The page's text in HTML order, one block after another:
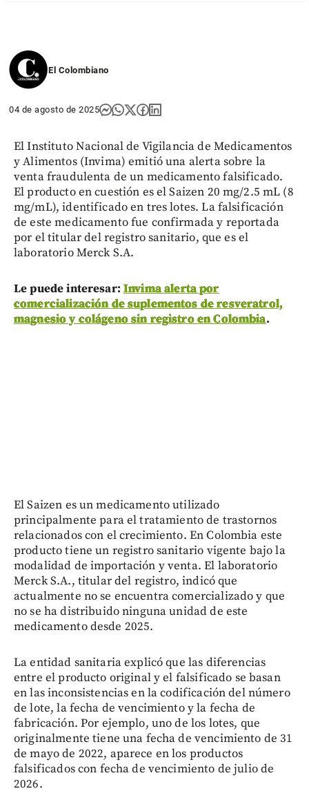
El Colombiano
04 de agosto de 2025
El Instituto Nacional de Vigilancia de Medicamentos
y Alimentos (Invima) emitió una alerta sobre la
venta fraudulenta de un medicamento falsificado.
El producto en cuestión es el Saizen 20 mg/2.5 mL (8
mg/mL), identificado en tres lotes. La falsificación
de este medicamento fue confirmada y reportada
por el titular del registro sanitario, que es el
laboratorio Merck S.A.
Le puede interesar: Invima alerta por
comercialización de suplementos de resveratrol,
magnesio y colágeno sin registro en Colombia.
El Saizen es un medicamento utilizado
principalmente para el tratamiento de trastornos
relacionados con el crecimiento. En Colombia este
producto tiene un registro sanitario vigente bajo la
modalidad de importación y venta. El laboratorio
Merck S.A., titular del registro, indicó que
actualmente no se encuentra comercializado y que
no se ha distribuido ninguna unidad de este
medicamento desde 2025.
La entidad sanitaria explicó que las diferencias
entre el producto original y el falsificado se basan
en las inconsistencias en la codificación del número
de lote, la fecha de vencimiento y la fecha de
fabricación. Por ejemplo, uno de los lotes, que
originalmente tiene una fecha de vencimiento de 31
de mayo de 2022, aparece en los productos
falsificados con fecha de vencimiento de julio de
2026.